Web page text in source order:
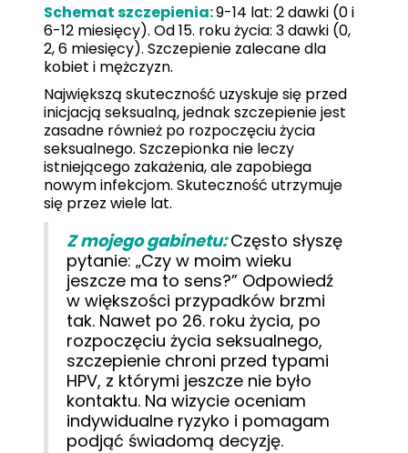
Schemat szczepienia:9-14 lat: 2 dawki (0 i
6-12 miesięcy). Od 15. roku życia: 3 dawki (0,
2, 6 miesięcy). Szczepienie zalecane dla
kobiet i mężczyzn.
Największą skuteczność uzyskuje się przed
inicjacją seksualną, jednak szczepienie jest
zasadne również po rozpoczęciu życia
seksualnego. Szczepionka nie leczy
istniejącego zakażenia, ale zapobiega
nowym infekcjom. Skuteczność utrzymuje
się przez wiele lat.
Z mojego gabinetu:Często słyszę
pytanie: „Czy w moim wieku
jeszcze ma to sens?” Odpowiedź
w większości przypadków brzmi
tak. Nawet po 26. roku życia, po
rozpoczęciu życia seksualnego,
szczepienie chroni przed typami
HPV, z którymi jeszcze nie było
kontaktu. Na wizycie oceniam
indywidualne ryzyko i pomagam
podjąć świadomą decyzję.